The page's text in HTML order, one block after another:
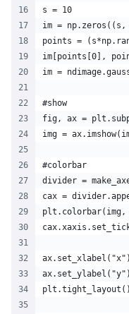
s = 10
im =
points =
im[points[0],
im =
#show
fig, ax =
img =
#colorbar
divider =
cax =
plt.colorbar(img,
ax.set_xlabel("x")
ax.set_ylabel("y")
plt.tight_layout()